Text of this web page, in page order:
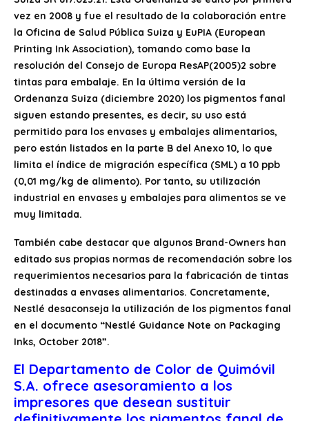
vez en 2008 y fue el resultado de la colaboración entre
la Oficina de Salud Pública Suiza y EuPIA (European
Printing Ink Association), tomando como base la
resolución del Consejo de Europa ResAP(2005)2 sobre
tintas para embalaje. En la última versión de la
Ordenanza Suiza (diciembre 2020) los pigmentos fanal
siguen estando presentes, es decir, su uso está
permitido para los envases y embalajes alimentarios,
pero están listados en la parte B del Anexo 10, lo que
limita el índice de migración específica (SML) a 10 ppb
(0,01 mg/kg de alimento). Por tanto, su utilización
industrial en envases y embalajes para alimentos se ve
muy limitada.
También cabe destacar que algunos Brand-Owners han
editado sus propias normas de recomendación sobre los
requerimientos necesarios para la fabricación de tintas
destinadas a envases alimentarios. Concretamente,
Nestlé desaconseja la utilización de los pigmentos fanal
en el documento “Nestlé Guidance Note on Packaging
Inks, October 2018”.
El Departamento de Color de Quimóvil
S.A. ofrece asesoramiento a los
impresores que desean sustituir